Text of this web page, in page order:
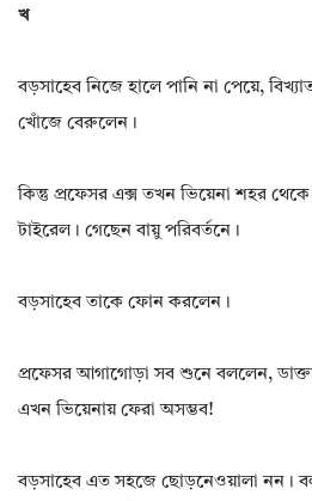
খ
বড়সাহেব নিজে হালে পানি না পেয়ে,
খোঁজে বেরুলেন।
কিন্তু প্রফেসর এক্স তখন ভিয়েনা শহর
টাইরেল। গেছেন বায়ু পরিবর্তনে।
বড়সাহেব তাকে ফোন করলেন।
প্রফেসর আগাগোড়া সব শুনে বললেন,
এখন ভিয়েনায় ফেরা অসম্ভব!
বড়সাহেব এত সহজে ছোড়নেওয়ালা নন।